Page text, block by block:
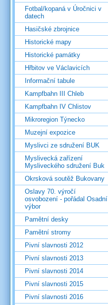
Fotbal/kopaná v Úročnici v
datech
Hasičské zbrojnice
Historické mapy
Historické památky
Hřbitov ve Václavicích
Informační tabule
Kampfbahn III Chleb
Kampfbahn IV Chlistov
Mikroregion Týnecko
Muzejní expozice
Myslivci ze sdružení BUK
Myslivecká zařízení
Mysliveckého sdružení Buk
Okrsková soutěž Bukovany
Oslavy 70. výročí
osvobození - pořádal Osadní
výbor
Pamětní desky
Pamětní stromy
Pivní slavnosti 2012
Pivní slavnosti 2013
Pivní slavnosti 2014
Pivní slavnosti 2015
Pivní slavnosti 2016